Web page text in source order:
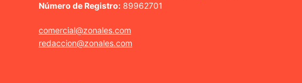
Número de Registro: 89962701
comercial@zonales.com
redaccion@zonales.com